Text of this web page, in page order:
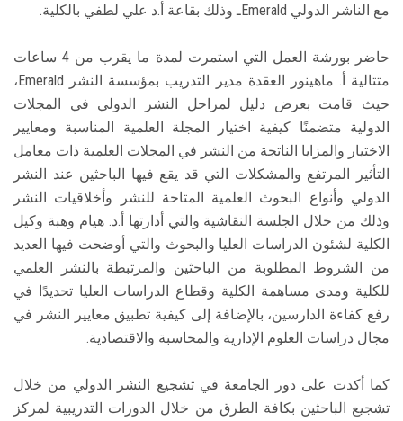
مع الناشر الدولي Emeraldـ وذلك بقاعة أ.د علي لطفي بالكلية.
حاضر بورشة العمل التي استمرت لمدة ما يقرب من 4 ساعات
متتالية أ. ماهينور العقدة مدير التدريب بمؤسسة النشر Emerald،
حيث قامت بعرض دليل لمراحل النشر الدولي في المجلات
الدولية متضمنًا كيفية اختيار المجلة العلمية المناسبة ومعايير
الاختيار والمزايا الناتجة من النشر في المجلات العلمية ذات معامل
التأثير المرتفع والمشكلات التي قد يقع فيها الباحثين عند النشر
الدولي وأنواع البحوث العلمية المتاحة للنشر وأخلاقيات النشر
وذلك من خلال الجلسة النقاشية والتي أدارتها أ.د. هيام وهبة وكيل
الكلية لشئون الدراسات العليا والبحوث والتي أوضحت فيها العديد
من الشروط المطلوبة من الباحثين والمرتبطة بالنشر العلمي
للكلية ومدى مساهمة الكلية وقطاع الدراسات العليا تحديدًا في
رفع كفاءة الدارسين، بالإضافة إلى كيفية تطبيق معايير النشر في
مجال دراسات العلوم الإدارية والمحاسبة والاقتصادية.
كما أكدت على دور الجامعة في تشجيع النشر الدولي من خلال
تشجيع الباحثين بكافة الطرق من خلال الدورات التدريبية لمركز